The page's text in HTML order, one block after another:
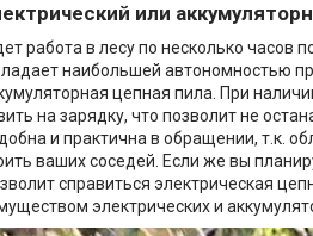
или
работа в лесу по несколько часов
наибольшей автономностью
цепная пила. При
на зарядку, что позволит не
и практична в обращении, т.к.
ваших соседей. Если же вы
справиться электрическая
электрических и